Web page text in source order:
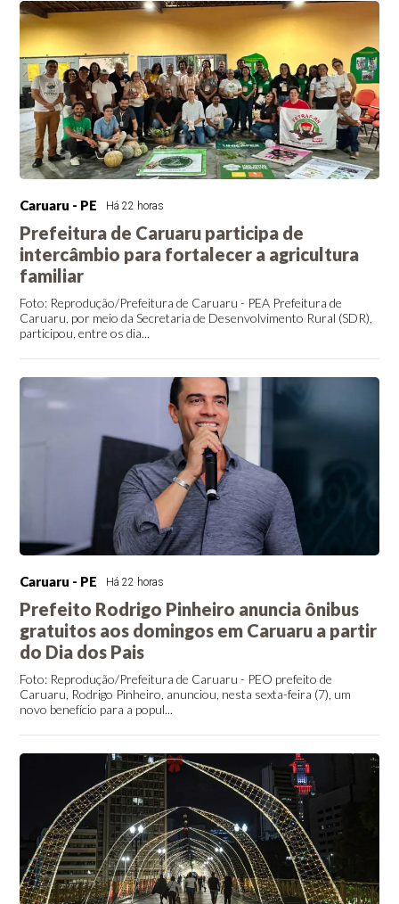
Caruaru - PE Há 22 horas
Prefeitura de Caruaru participa de
intercâmbio para fortalecer a agricultura
familiar
Foto: Reprodução/Prefeitura de Caruaru - PEA Prefeitura de
Caruaru, por meio da Secretaria de Desenvolvimento Rural (SDR),
participou, entre os dia...
Caruaru - PE Há 22 horas
Prefeito Rodrigo Pinheiro anuncia ônibus
gratuitos aos domingos em Caruaru a partir
do Dia dos Pais
Foto: Reprodução/Prefeitura de Caruaru - PEO prefeito de
Caruaru, Rodrigo Pinheiro, anunciou, nesta sexta-feira (7), um
novo benefício para a popul...